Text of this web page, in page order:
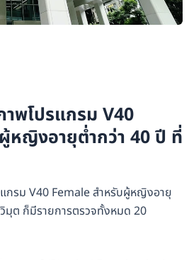
พโปรแกรม V40
หญิงอายุต่ำกว่า 40 ปี ที่
กรม V40 Female สำหรับผู้หญิงอายุ
มุต ก็มีรายการตรวจทั้งหมด 20